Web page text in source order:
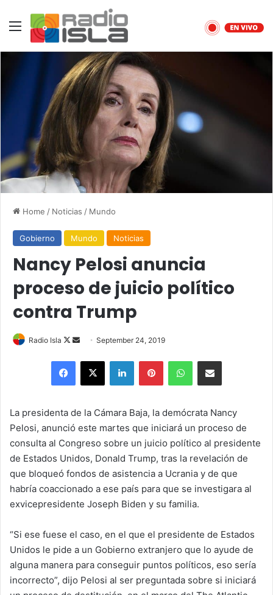
Menu
Home / Noticias / Mundo
Gobierno Mundo Noticias
Nancy Pelosi anuncia
proceso de juicio político
contra Trump
Radio Isla
Follow
Send
email
September 24, 2019
Facebook
X LinkedInPinterestWhatsAppShare via Email
La presidenta de la Cámara Baja, la demócrata Nancy
Pelosi, anunció este martes que iniciará un proceso de
consulta al Congreso sobre un juicio político al presidente
de Estados Unidos, Donald Trump, tras la revelación de
que bloqueó fondos de asistencia a Ucrania y de que
habría coaccionado a ese país para que se investigara al
exvicepresidente Joseph Biden y su familia.
“Si ese fuese el caso, en el que el presidente de Estados
Unidos le pide a un Gobierno extranjero que lo ayude de
alguna manera para conseguir puntos políticos, eso sería
incorrecto”, dijo Pelosi al ser preguntada sobre si iniciará